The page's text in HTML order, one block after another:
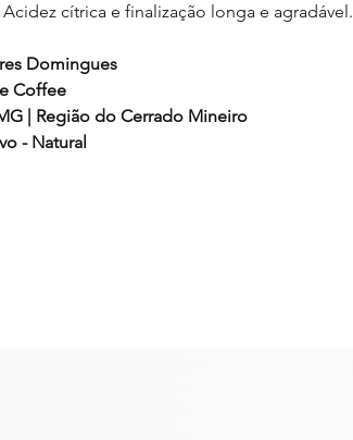
cítrica e finalização longa e agradável.
Domingues
Coffee
| Região do Cerrado Mineiro
- Natural